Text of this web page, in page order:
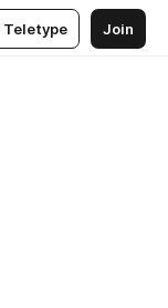
Teletype Join